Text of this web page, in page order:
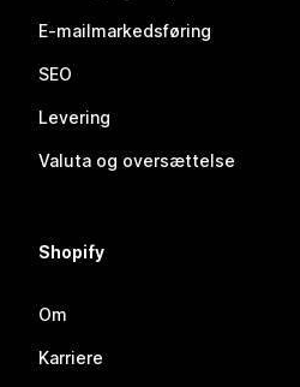
E-mailmarkedsføring
SEO
Levering
Valuta og oversættelse
Shopify
Om
Karriere